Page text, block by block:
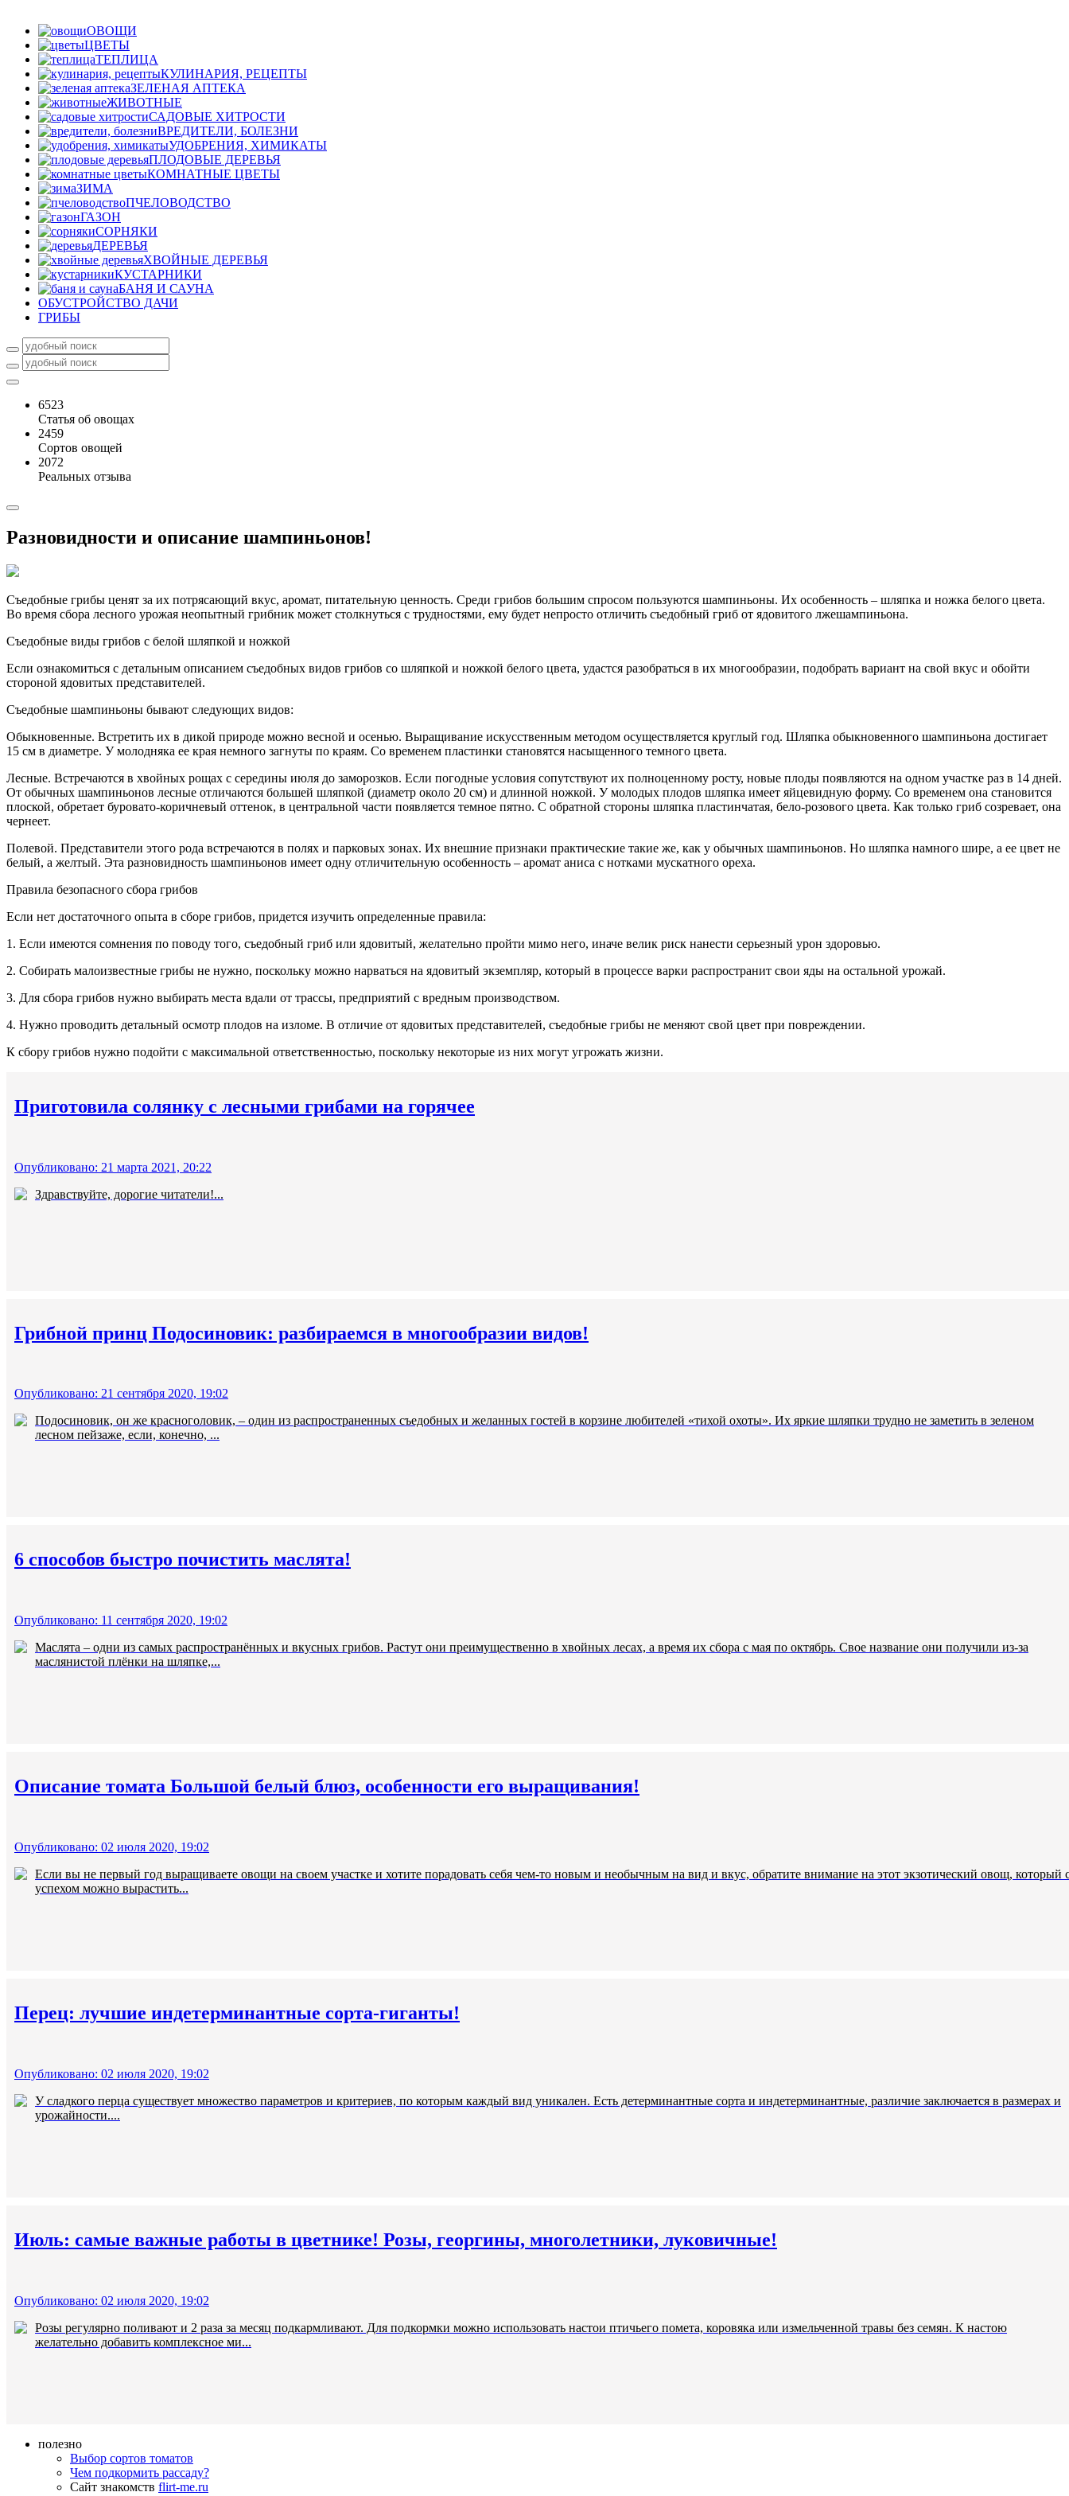
ОВОЩИ
ЦВЕТЫ
ТЕПЛИЦА
КУЛИНАРИЯ, РЕЦЕПТЫ
ЗЕЛЕНАЯ АПТЕКА
ЖИВОТНЫЕ
САДОВЫЕ ХИТРОСТИ
ВРЕДИТЕЛИ, БОЛЕЗНИ
УДОБРЕНИЯ, ХИМИКАТЫ
ПЛОДОВЫЕ ДЕРЕВЬЯ
КОМНАТНЫЕ ЦВЕТЫ
ЗИМА
ПЧЕЛОВОДСТВО
ГАЗОН
СОРНЯКИ
ДЕРЕВЬЯ
ХВОЙНЫЕ ДЕРЕВЬЯ
КУСТАРНИКИ
БАНЯ И САУНА
ОБУСТРОЙСТВО ДАЧИ
ГРИБЫ
6523
Статья об овощах
2459
Сортов овощей
2072
Реальных отзыва
Разновидности и описание шампиньонов!
Съедобные грибы ценят за их потрясающий вкус, аромат, питательную ценность. Среди грибов большим спросом пользуются шампиньоны. Их особенность – шляпка и ножка белого цвета.
Во время сбора лесного урожая неопытный грибник может столкнуться с трудностями, ему будет непросто отличить съедобный гриб от ядовитого лжешампиньона.
Съедобные виды грибов с белой шляпкой и ножкой
Если ознакомиться с детальным описанием съедобных видов грибов со шляпкой и ножкой белого цвета, удастся разобраться в их многообразии, подобрать вариант на свой вкус и обойти
стороной ядовитых представителей.
Съедобные шампиньоны бывают следующих видов:
Обыкновенные. Встретить их в дикой природе можно весной и осенью. Выращивание искусственным методом осуществляется круглый год. Шляпка обыкновенного шампиньона достигает
15 см в диаметре. У молодняка ее края немного загнуты по краям. Со временем пластинки становятся насыщенного темного цвета.
Лесные. Встречаются в хвойных рощах с середины июля до заморозков. Если погодные условия сопутствуют их полноценному росту, новые плоды появляются на одном участке раз в 14 дней.
От обычных шампиньонов лесные отличаются большей шляпкой (диаметр около 20 см) и длинной ножкой. У молодых плодов шляпка имеет яйцевидную форму. Со временем она становится
плоской, обретает буровато-коричневый оттенок, в центральной части появляется темное пятно. С обратной стороны шляпка пластинчатая, бело-розового цвета. Как только гриб созревает, она
чернеет.
Полевой. Представители этого рода встречаются в полях и парковых зонах. Их внешние признаки практические такие же, как у обычных шампиньонов. Но шляпка намного шире, а ее цвет не
белый, а желтый. Эта разновидность шампиньонов имеет одну отличительную особенность – аромат аниса с нотками мускатного ореха.
Правила безопасного сбора грибов
Если нет достаточного опыта в сборе грибов, придется изучить определенные правила:
1. Если имеются сомнения по поводу того, съедобный гриб или ядовитый, желательно пройти мимо него, иначе велик риск нанести серьезный урон здоровью.
2. Собирать малоизвестные грибы не нужно, поскольку можно нарваться на ядовитый экземпляр, который в процессе варки распространит свои яды на остальной урожай.
3. Для сбора грибов нужно выбирать места вдали от трассы, предприятий с вредным производством.
4. Нужно проводить детальный осмотр плодов на изломе. В отличие от ядовитых представителей, съедобные грибы не меняют свой цвет при повреждении.
К сбору грибов нужно подойти с максимальной ответственностью, поскольку некоторые из них могут угрожать жизни.
Приготовила солянку с лесными грибами на горячее
Опубликовано: 21 марта 2021, 20:22
Здравствуйте, дорогие читатели!...
Грибной принц Подосиновик: разбираемся в многообразии видов!
Опубликовано: 21 сентября 2020, 19:02
Подосиновик, он же красноголовик, – один из распространенных съедобных и желанных гостей в корзине любителей «тихой охоты». Их яркие шляпки трудно не заметить в зеленом
лесном пейзаже, если, конечно, ...
6 способов быстро почистить маслята!
Опубликовано: 11 сентября 2020, 19:02
Маслята – одни из самых распространённых и вкусных грибов. Растут они преимущественно в хвойных лесах, а время их сбора с мая по октябрь. Свое название они получили из-за
маслянистой плёнки на шляпке,...
Описание томата Большой белый блюз, особенности его выращивания!
Опубликовано: 02 июля 2020, 19:02
Если вы не первый год выращиваете овощи на своем участке и хотите порадовать себя чем-то новым и необычным на вид и вкус, обратите внимание на этот экзотический овощ, который
успехом можно вырастить...
Перец: лучшие индетерминантные сорта-гиганты!
Опубликовано: 02 июля 2020, 19:02
У сладкого перца существует множество параметров и критериев, по которым каждый вид уникален. Есть детерминантные сорта и индетерминантные, различие заключается в размерах и
урожайности....
Июль: самые важные работы в цветнике! Розы, георгины, многолетники, луковичные!
Опубликовано: 02 июля 2020, 19:02
Розы регулярно поливают и 2 раза за месяц подкармливают. Для подкормки можно использовать настои птичьего помета, коровяка или измельченной травы без семян. К настою
желательно добавить комплексное ми...
полезно
Выбор сортов томатов
Чем подкормить рассаду?
Сайт знакомств flirt-me.ru